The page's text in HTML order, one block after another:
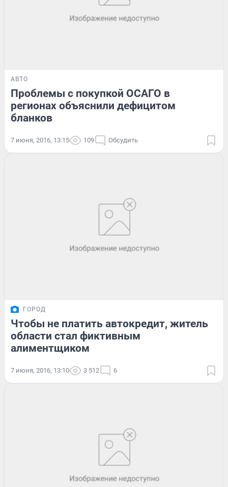
АВТО
Проблемы с покупкой ОСАГО в
регионах объяснили дефицитом
бланков
7 июня, 2016, 13:15 109 Обсудить
ГОРОД
Чтобы не платить автокредит, житель
области стал фиктивным
алиментщиком
7 июня, 2016, 13:10 3 512 6